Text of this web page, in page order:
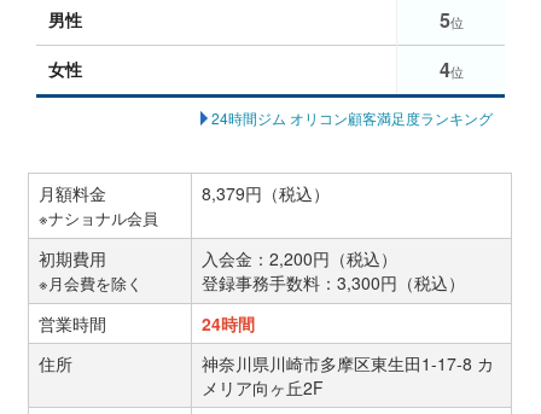
男性 5位
女性 4位
24時間ジム オリコン顧客満足度ランキング
月額料金
※ナショナル会員
8,379円（税込）
初期費用
※月会費を除く
入会金：2,200円（税込）
登録事務手数料：3,300円（税込）
営業時間
24時間
住所
神奈川県川崎市多摩区東生田1-17-8 カ
メリア向ヶ丘2F